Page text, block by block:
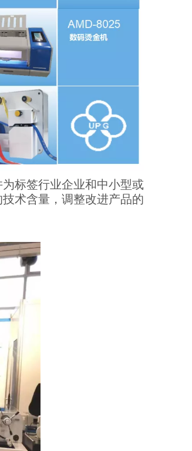
标签行业企业和中小型或
术含量，调整改进产品的